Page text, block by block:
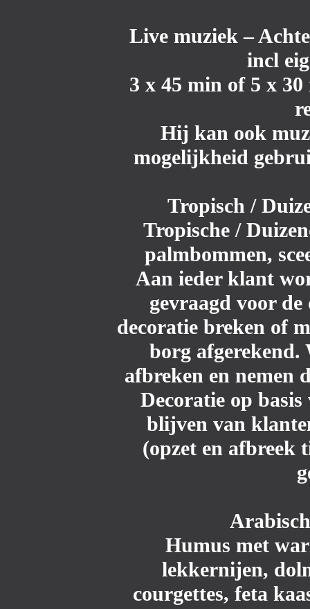
Live muziek–
incl
3 x 45 min of 5 x
Hij kan ook
mogelijkheid
Tropisch /
Tropische /
palmbommen,
Aan ieder klant
gevraagd voor
decoratie breken of
borg afgerekend.
afbreken en nemen
Decoratie op
blijven van
(opzet en
Humus met
lekkernijen,
courgettes, feta